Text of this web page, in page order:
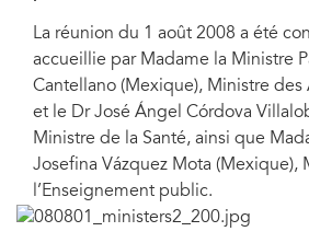
La réunion du 1 août 2008 a été
accueillie par Madame la Ministre
Cantellano (Mexique), Ministre des
et le Dr José Ángel Córdova
Ministre de la Santé, ainsi que
Josefina Vázquez Mota (Mexique),
l’Enseignement public.